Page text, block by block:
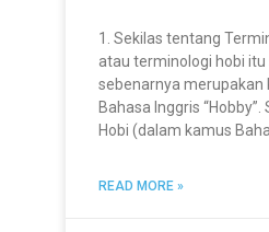
1. Sekilas tentang
atau terminologi hobi itu
sebenarnya merupakan
Bahasa Inggris
Hobi (dalam kamus
READ MORE »